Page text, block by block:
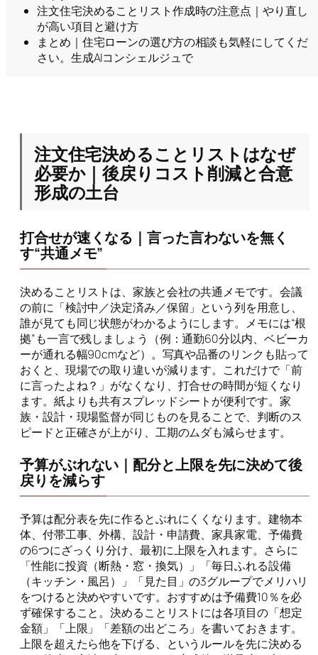
注文住宅決めることリスト作成時の注意点｜やり直し
が高い項目と避け方
まとめ｜住宅ローンの選び方の相談も気軽にしてくだ
さい。生成AIコンシェルジュで
注文住宅決めることリストはなぜ
必要か｜後戻りコスト削減と合意
形成の土台
打合せが速くなる｜言った言わないを無く
す“共通メモ”
決めることリストは、家族と会社の共通メモです。会議
の前に「検討中／決定済み／保留」という列を用意し、
誰が見ても同じ状態がわかるようにします。メモには“根
拠”も一言で残しましょう（例：通勤60分以内、ベビーカ
ーが通れる幅90cmなど）。写真や品番のリンクも貼って
おくと、現場での取り違いが減ります。これだけで「前
に言ったよね？」がなくなり、打合せの時間が短くなり
ます。紙よりも共有スプレッドシートが便利です。家
族・設計・現場監督が同じものを見ることで、判断のス
ピードと正確さが上がり、工期のムダも減らせます。
予算がぶれない｜配分と上限を先に決めて後
戻りを減らす
予算は配分表を先に作るとぶれにくくなります。建物本
体、付帯工事、外構、設計・申請費、家具家電、予備費
の6つにざっくり分け、最初に上限を入れます。さらに
「性能に投資（断熱・窓・換気）」「毎日ふれる設備
（キッチン・風呂）」「見た目」の3グループでメリハリ
をつけると決めやすいです。おすすめは予備費10％を必
ず確保すること。決めることリストには各項目の「想定
金額」「上限」「差額の出どころ」を書いておきます。
上限を超えたら他を下げる、というルールを先に決める